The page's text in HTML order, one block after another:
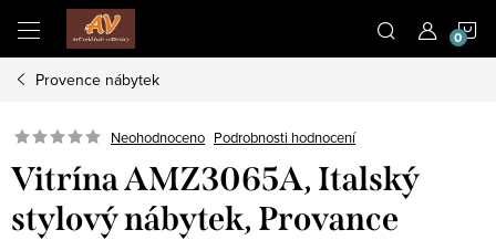
obsah
Provence nábytek
Neohodnoceno Podrobnosti hodnocení
Vitrína AMZ3065A, Italský
stylový nábytek, Provance